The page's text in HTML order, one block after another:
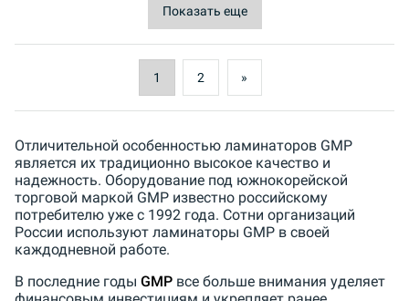
Показать еще
1 2 »
Отличительной особенностью ламинаторов GMP
является их традиционно высокое качество и
надежность. Оборудование под южнокорейской
торговой маркой GMP известно российскому
потребителю уже с 1992 года. Сотни организаций
России используют ламинаторы GMP в своей
каждодневной работе.
В последние годы GMP все больше внимания уделяет